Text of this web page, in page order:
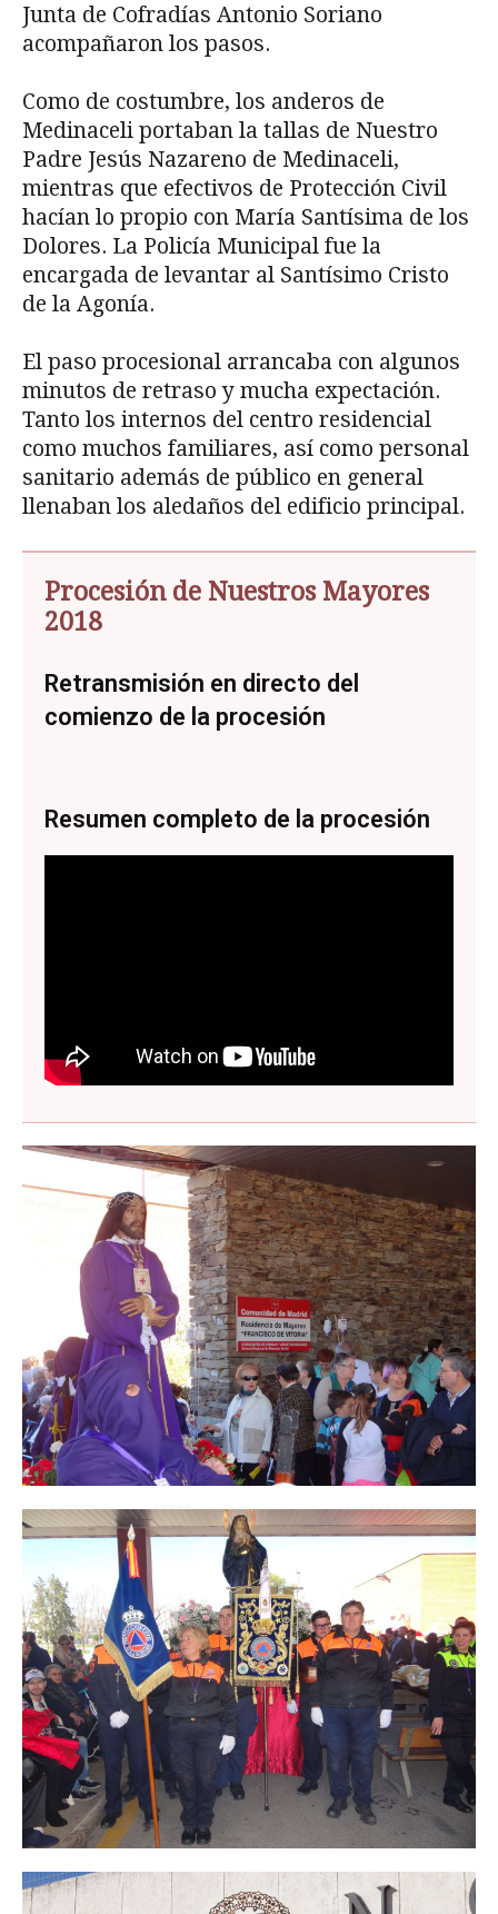
Junta de Cofradías Antonio Soriano
acompañaron los pasos.
Como de costumbre, los anderos de
Medinaceli portaban la tallas de Nuestro
Padre Jesús Nazareno de Medinaceli,
mientras que efectivos de Protección Civil
hacían lo propio con María Santísima de los
Dolores. La Policía Municipal fue la
encargada de levantar al Santísimo Cristo
de la Agonía.
El paso procesional arrancaba con algunos
minutos de retraso y mucha expectación.
Tanto los internos del centro residencial
como muchos familiares, así como personal
sanitario además de público en general
llenaban los aledaños del edificio principal.
Procesión de Nuestros Mayores
2018
Retransmisión en directo del
comienzo de la procesión
Resumen completo de la procesión